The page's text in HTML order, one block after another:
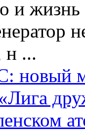
и
н ...
новый